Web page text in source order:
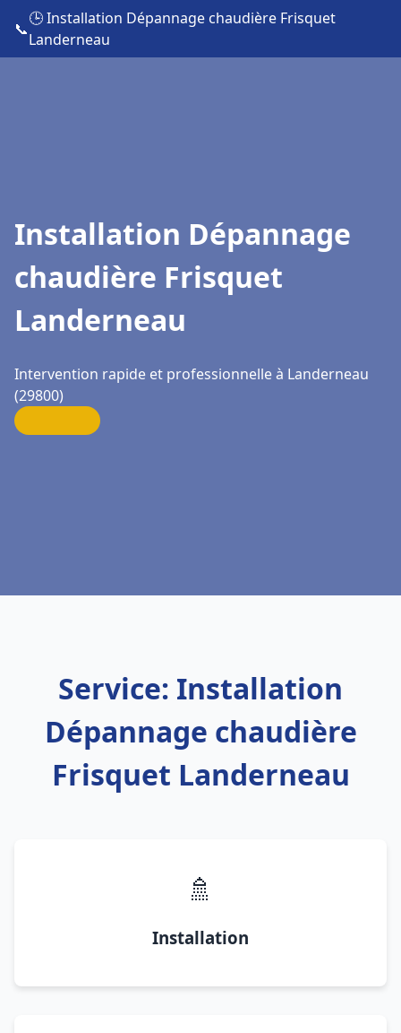
📞
🕒 Installation Dépannage chaudière Frisquet
Landerneau
Installation Dépannage
chaudière Frisquet
Landerneau
Intervention rapide et professionnelle à Landerneau
(29800)
Service: Installation
Dépannage chaudière
Frisquet Landerneau
🚿
Installation